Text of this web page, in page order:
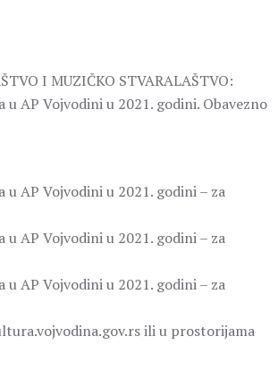
I MUZIČKO STVARALAŠTVO:
AP Vojvodini u 2021. godini. Obavezno
AP Vojvodini u 2021. godini – za
AP Vojvodini u 2021. godini – za
AP Vojvodini u 2021. godini – za
ili u prostorijama